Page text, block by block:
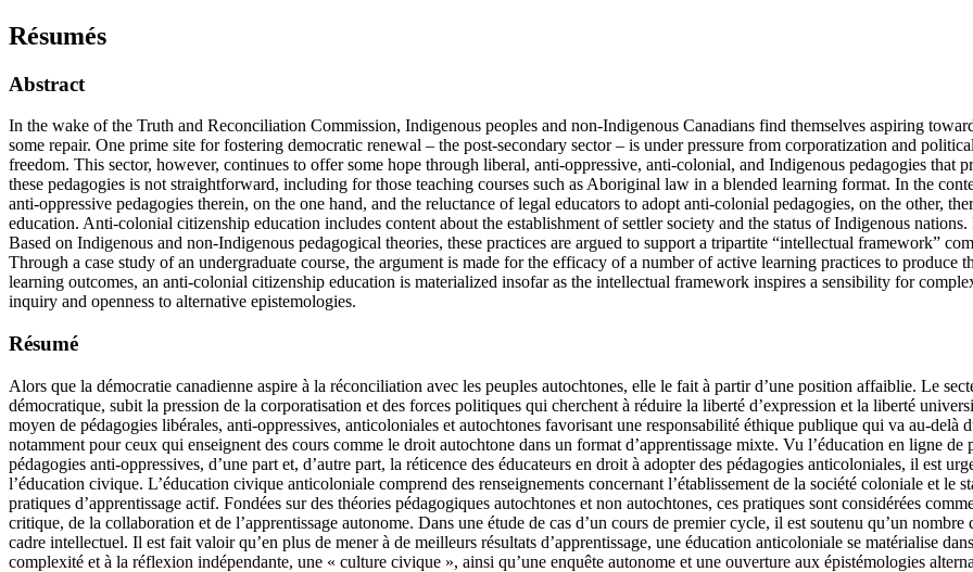
Résumés
Abstract
In the wake of the Truth and Reconciliation Commission, Indigenous peoples and non-Indigenous Canadians find themselves aspiring
some repair. One prime site for fostering democratic renewal – the post-secondary sector – is under pressure from corporatization and
freedom. This sector, however, continues to offer some hope through liberal, anti-oppressive, anti-colonial, and Indigenous pedagogies that
these pedagogies is not straightforward, including for those teaching courses such as Aboriginal law in a blended learning format. In the
anti-oppressive pedagogies therein, on the one hand, and the reluctance of legal educators to adopt anti-colonial pedagogies, on the other,
education. Anti-colonial citizenship education includes content about the establishment of settler society and the status of Indigenous
Based on Indigenous and non-Indigenous pedagogical theories, these practices are argued to support a tripartite “intellectual framework”
Through a case study of an undergraduate course, the argument is made for the efficacy of a number of active learning practices to
learning outcomes, an anti-colonial citizenship education is materialized insofar as the intellectual framework inspires a sensibility for
inquiry and openness to alternative epistemologies.
Résumé
Alors que la démocratie canadienne aspire à la réconciliation avec les peuples autochtones, elle le fait à partir d’une position affaiblie. Le
démocratique, subit la pression de la corporatisation et des forces politiques qui cherchent à réduire la liberté d’expression et la liberté
moyen de pédagogies libérales, anti-oppressives, anticoloniales et autochtones favorisant une responsabilité éthique publique qui va au-delà
notamment pour ceux qui enseignent des cours comme le droit autochtone dans un format d’apprentissage mixte. Vu l’éducation en ligne
pédagogies anti-oppressives, d’une part et, d’autre part, la réticence des éducateurs en droit à adopter des pédagogies anticoloniales, il est
l’éducation civique. L’éducation civique anticoloniale comprend des renseignements concernant l’établissement de la société coloniale et le
pratiques d’apprentissage actif. Fondées sur des théories pédagogiques autochtones et non autochtones, ces pratiques sont considérées
critique, de la collaboration et de l’apprentissage autonome. Dans une étude de cas d’un cours de premier cycle, il est soutenu qu’un
cadre intellectuel. Il est fait valoir qu’en plus de mener à de meilleurs résultats d’apprentissage, une éducation anticoloniale se matérialise
complexité et à la réflexion indépendante, une « culture civique », ainsi qu’une enquête autonome et une ouverture aux épistémologies